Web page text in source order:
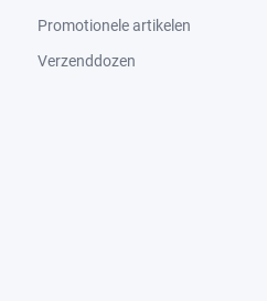
Promotionele artikelen
Verzenddozen